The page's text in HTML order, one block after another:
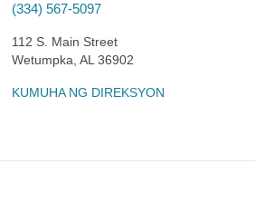
(334) 567-5097
112 S. Main Street
Wetumpka AL 36902
KUMUHA NG DIREKSYON